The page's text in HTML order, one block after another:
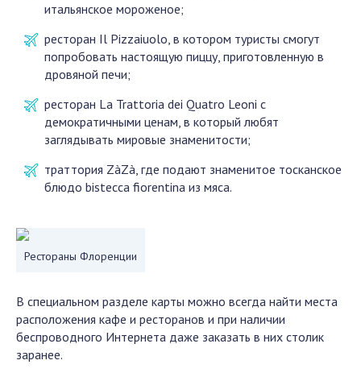
итальянское мороженое;
ресторан Il Pizzaiuolo, в котором туристы смогут
попробовать настоящую пиццу, приготовленную в
дровяной печи;
ресторан La Trattoria dei Quatro Leoni с
демократичными ценам, в который любят
заглядывать мировые знаменитости;
траттория ZàZà, где подают знаменитое тосканское
блюдо bistecca fiorentina из мяса.
Рестораны Флоренции
В специальном разделе карты можно всегда найти места
расположения кафе и ресторанов и при наличии
беспроводного Интернета даже заказать в них столик
заранее.